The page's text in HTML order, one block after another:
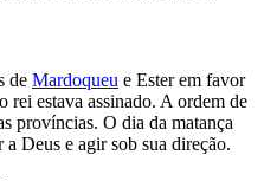
de Mardoqueu e Ester em favor
estava assinado. A ordem de
províncias. O dia da matança
Deus e agir sob sua direção.